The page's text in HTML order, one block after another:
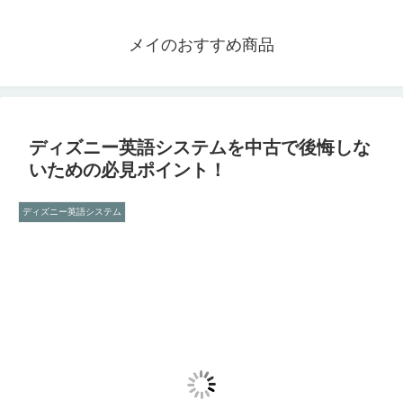
メイのおすすめ商品
ディズニー英語システムを中古で後悔しな
いための必見ポイント！
ディズニー英語システム